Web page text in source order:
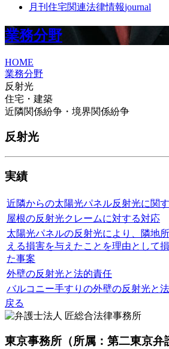
月刊住宅関連法律情報journal
業務分野
HOME
業務分野
反射光
住宅・建築
近隣関係紛争・境界関係紛争
反射光
実績
近隣からの太陽光パネル反射光に関
屋根の反射光クレームに対する対応
太陽光パネルの反射光により、隣地
える損害を与えたことを理由として
た事案
外壁の反射光と法的責任
バルコニー手すりの外壁の反射光と
戻る
東京事務所 （所属：第二東京弁